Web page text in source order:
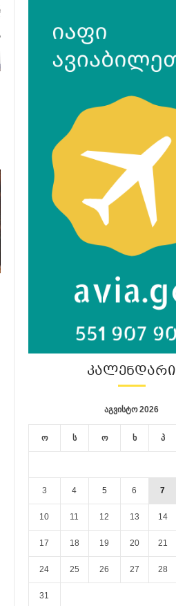
ᲙᲐᲚᲔᲜᲓᲐᲠᲘ
აგვისტო 2026
ო ს ო ხ პ
3 4 5 6 7
10 11 12 13 14
17 18 19 20 21
24 25 26 27 28
31